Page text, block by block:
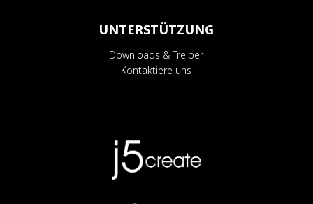
UNTERSTÜTZUNG
Downloads & Treiber
Kontaktiere uns